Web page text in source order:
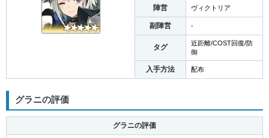
陣営 ヴィクトリア
副陣営 -
タグ
近距離/COST回復/防
御
入手方法 配布
グラニの評価
グラニの評価